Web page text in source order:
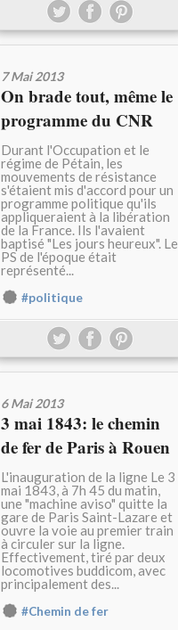
7 Mai 2013
On brade tout, même le
programme du CNR
Durant l'Occupation et le
régime de Pétain, les
mouvements de résistance
s'étaient mis d'accord pour un
programme politique qu'ils
appliqueraient à la libération
de la France. Ils l'avaient
baptisé "Les jours heureux". Le
PS de l'époque était
représenté...
#politique
6 Mai 2013
3 mai 1843: le chemin
de fer de Paris à Rouen
L'inauguration de la ligne Le 3
mai 1843, à 7h 45 du matin,
une "machine aviso" quitte la
gare de Paris Saint-Lazare et
ouvre la voie au premier train
à circuler sur la ligne.
Effectivement, tiré par deux
locomotives buddicom, avec
principalement des...
#Chemin de fer